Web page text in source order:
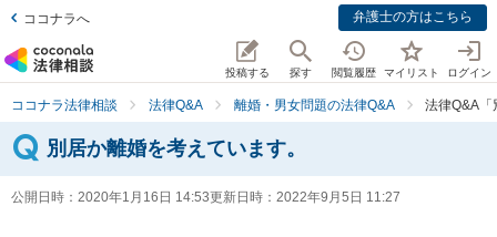
ココナラへ 弁護士の方はこちら
投稿する 探す 閲覧履歴 マイリスト ログイン
ココナラ法律相談 法律Q&A 離婚・男女問題の法律Q&A 法律Q&A「
別居か離婚を考えています。
公開日時： 2020年1月16日 14:53更新日時： 2022年9月5日 11:27